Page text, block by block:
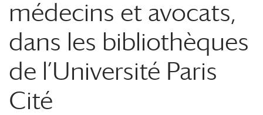
médecins et avocats,
dans les bibliothèques
de l’Université Paris
Cité